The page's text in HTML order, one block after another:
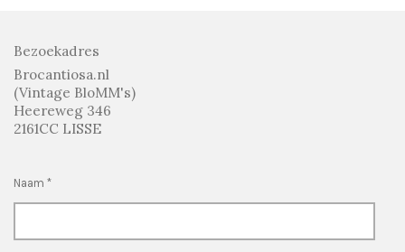
Bezoekadres
Brocantiosa.nl
(Vintage BloMM's)
Heereweg 346
2161CC LISSE
Naam *